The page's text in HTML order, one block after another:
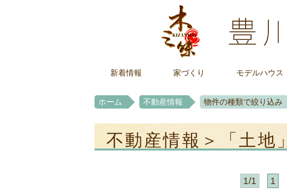
新着情報 家づくり モデルハウス
ホーム 不動産情報 物件の種類で絞り込み
不動産情報＞「土地」
1/1 1